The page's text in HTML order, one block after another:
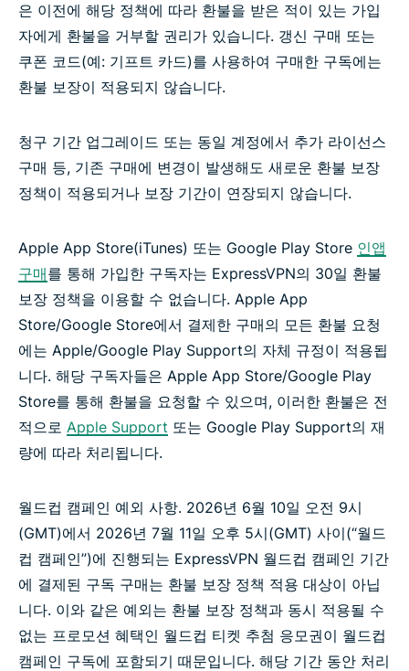
은 이전에 해당 정책에 따라 환불을 받은 적이 있는 가입
자에게 환불을 거부할 권리가 있습니다. 갱신 구매 또는
쿠폰 코드(예: 기프트 카드)를 사용하여 구매한 구독에는
환불 보장이 적용되지 않습니다.
청구 기간 업그레이드 또는 동일 계정에서 추가 라이선스
구매 등, 기존 구매에 변경이 발생해도 새로운 환불 보장
정책이 적용되거나 보장 기간이 연장되지 않습니다.
Apple App Store(iTunes) 또는 Google Play Store 인앱
구매를 통해 가입한 구독자는 ExpressVPN의 30일 환불
보장 정책을 이용할 수 없습니다. Apple App
Store/Google Store에서 결제한 구매의 모든 환불 요청
에는 Apple/Google Play Support의 자체 규정이 적용됩
니다. 해당 구독자들은 Apple App Store/Google Play
Store를 통해 환불을 요청할 수 있으며, 이러한 환불은 전
적으로 Apple Support 또는 Google Play Support의 재
량에 따라 처리됩니다.
월드컵 캠페인 예외 사항. 2026년 6월 10일 오전 9시
(GMT)에서 2026년 7월 11일 오후 5시(GMT) 사이(“월드
컵 캠페인”)에 진행되는 ExpressVPN 월드컵 캠페인 기간
에 결제된 구독 구매는 환불 보장 정책 적용 대상이 아닙
니다. 이와 같은 예외는 환불 보장 정책과 동시 적용될 수
없는 프로모션 혜택인 월드컵 티켓 추첨 응모권이 월드컵
캠페인 구독에 포함되기 때문입니다. 해당 기간 동안 처리